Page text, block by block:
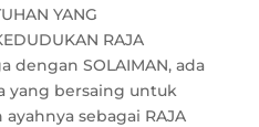
YANG
RAJA
dengan SOLAIMAN, ada
yang bersaing untuk
sebagai RAJA